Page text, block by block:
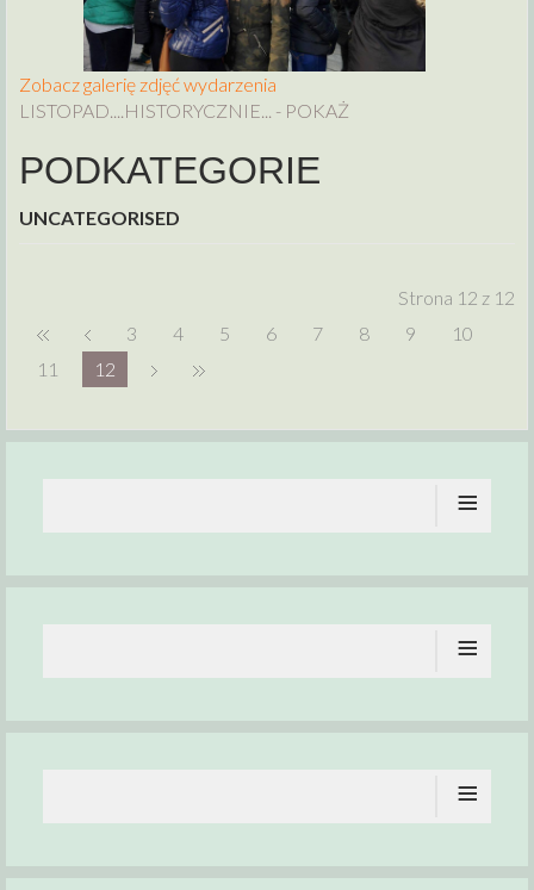
Zobacz galerię zdjęć wydarzenia
LISTOPAD....HISTORYCZNIE... - POKAŻ
PODKATEGORIE
UNCATEGORISED
Strona 12 z 12
3
4 5 6 7 8 9
10
11
12
≡
≡
≡